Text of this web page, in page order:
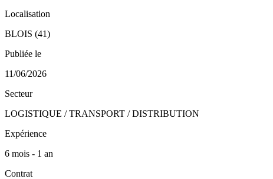
Localisation
BLOIS (41)
Publiée le
11/06/2026
Secteur
LOGISTIQUE / TRANSPORT / DISTRIBUTION
Expérience
6 mois - 1 an
Contrat